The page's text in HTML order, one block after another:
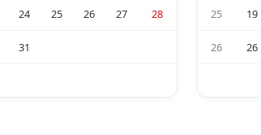
24 25 26 27 28
31
25 19
26 26